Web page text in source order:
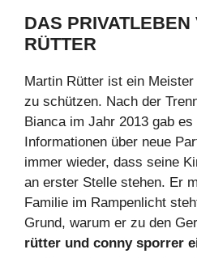
DAS PRIVATLEBEN
RÜTTER
Martin Rütter ist ein
zu schützen. Nach der
Bianca im Jahr 2013 gab
Informationen über neue
immer wieder, dass seine
an erster Stelle stehen. Er
Familie im Rampenlicht
Grund, warum er zu den
rütter und conny sporrer